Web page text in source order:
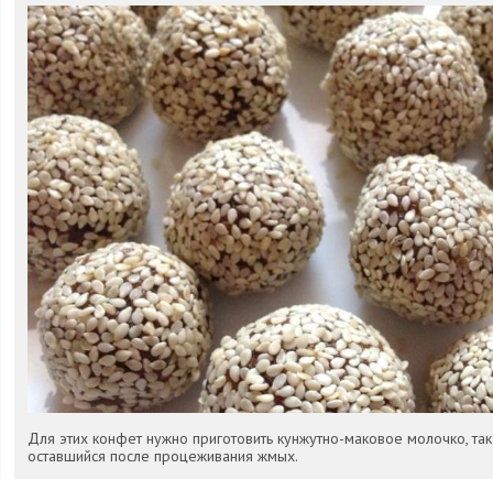
Для этих конфет нужно приготовить кунжутно-маковое молочко,
оставшийся после процеживания жмых.